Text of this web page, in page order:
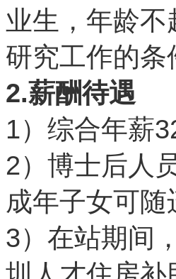
业生，年龄不
研究工作的条
2.薪酬待遇
1）综合年薪
2）博士后人
成年子女可随
3）在站期间